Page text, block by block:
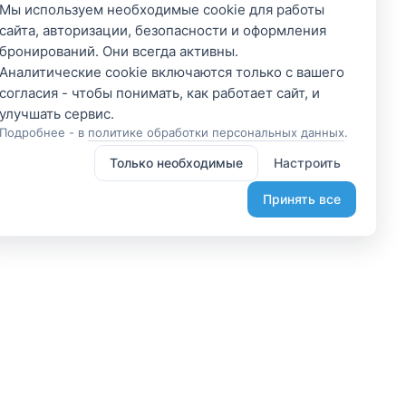
Мы используем необходимые cookie для работы
сайта, авторизации, безопасности и оформления
бронирований. Они всегда активны.
Аналитические cookie включаются только с вашего
согласия - чтобы понимать, как работает сайт, и
Подробнее - в политике обработки персональных данных.
Только необходимые Настроить
Принять все